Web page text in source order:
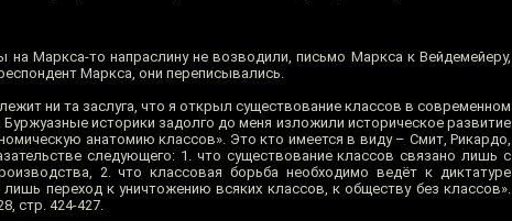
Маркса-то напраслину не возводили, письмо Маркса к Вейдемейеру,
Маркса, они переписывались.
ни та заслуга, что я открыл существование классов в современном
историки задолго до меня изложили историческое развитие
анатомию классов». Это кто имеется в виду – Смит, Рикардо,
следующего: 1. что существование классов связано лишь с
2. что классовая борьба необходимо ведёт к диктатуре
переход к уничтожению всяких классов, к обществу без классов».
стр. 424-427.